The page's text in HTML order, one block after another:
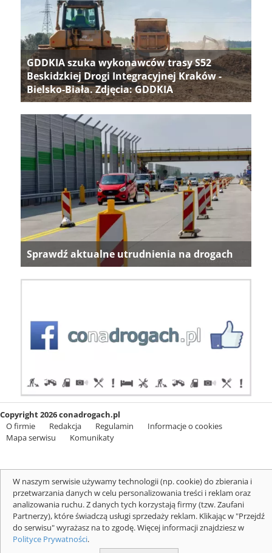
GDDKIA szuka wykonawców trasy S52
Beskidzkiej Drogi Integracyjnej Kraków -
Bielsko-Biała. Zdjęcia: GDDKIA
Sprawdź aktualne utrudnienia na drogach
Copyright 2026 conadrogach.pl
O firmie
Redakcja Regulamin
Informacje o cookies
Mapa serwisu
Komunikaty
W naszym serwisie używamy technologii (np. cookie) do zbierania i
przetwarzania danych w celu personalizowania treści i reklam oraz
analizowania ruchu. Z danych tych korzystają firmy (tzw. Zaufani
Partnerzy), które świadczą usługi sprzedaży reklam. Klikając w "Przejdź
do serwisu" wyrażasz na to zgodę. Więcej informacji znajdziesz w
Polityce Prywatności.